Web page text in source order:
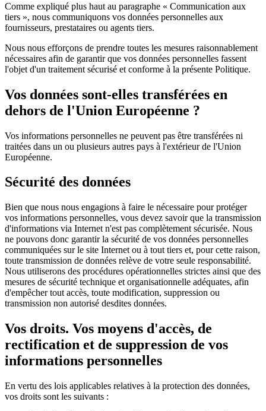
Comme expliqué plus haut au paragraphe « Communication aux
tiers », nous communiquons vos données personnelles aux
fournisseurs, prestataires ou agents tiers.
Nous nous efforçons de prendre toutes les mesures raisonnablement
nécessaires afin de garantir que vos données personnelles fassent
l'objet d'un traitement sécurisé et conforme à la présente Politique.
Vos données sont-elles transférées en
dehors de l'Union Européenne ?
Vos informations personnelles ne peuvent pas être transférées ni
traitées dans un ou plusieurs autres pays à l'extérieur de l'Union
Européenne.
Sécurité des données
Bien que nous nous engagions à faire le nécessaire pour protéger
vos informations personnelles, vous devez savoir que la transmission
d'informations via Internet n'est pas complètement sécurisée. Nous
ne pouvons donc garantir la sécurité de vos données personnelles
communiquées sur le site Internet ou à tout tiers et, pour cette raison,
toute transmission de données relève de votre seule responsabilité.
Nous utiliserons des procédures opérationnelles strictes ainsi que des
mesures de sécurité technique et organisationnelle adéquates, afin
d'empêcher tout accès, toute modification, suppression ou
transmission non autorisé desdites données.
Vos droits. Vos moyens d'accès, de
rectification et de suppression de vos
informations personnelles
En vertu des lois applicables relatives à la protection des données,
vos droits sont les suivants :